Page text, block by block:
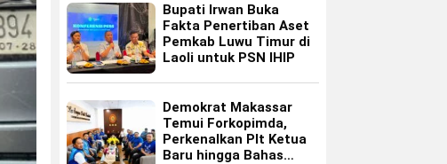
Bupati Irwan Buka
Fakta Penertiban Aset
Pemkab Luwu Timur di
Laoli untuk PSN IHIP
Demokrat Makassar
Temui Forkopimda,
Perkenalkan Plt Ketua
Baru hingga Bahas